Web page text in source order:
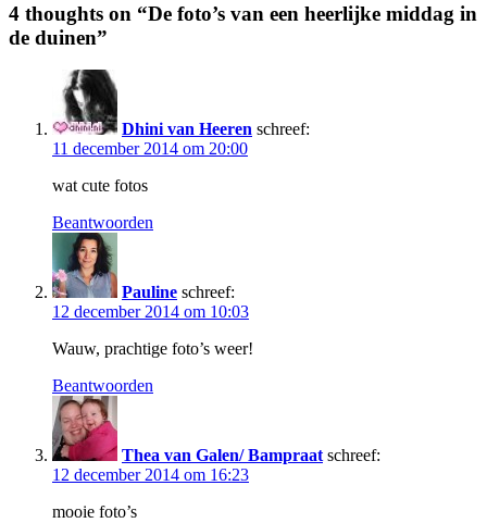
4 thoughts on “De foto’s van een heerlijke middag in
de duinen”
Dhini van Heeren schreef:
11 december 2014 om 20:00
wat cute fotos
Beantwoorden
Pauline schreef:
12 december 2014 om 10:03
Wauw, prachtige foto’s weer!
Beantwoorden
Thea van Galen/ Bampraat schreef:
12 december 2014 om 16:23
mooie foto’s